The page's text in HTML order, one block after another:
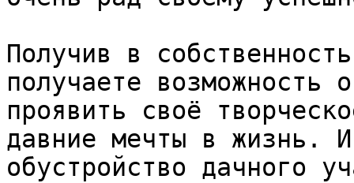
Получив в
получаете возможность
проявить своё
давние мечты в жизнь.
обустройство дачного